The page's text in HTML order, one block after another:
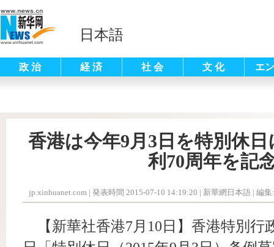
日本語
政 治 経 済 社 会 文 化 エ
香港は今年9月3日を特別休
利70周年を記
jp.xinhuanet.com | 発表時間 2015-07-10 14:19:20 | 新華網日本語 | 編集
【新華社香港7月10日】香港特別行